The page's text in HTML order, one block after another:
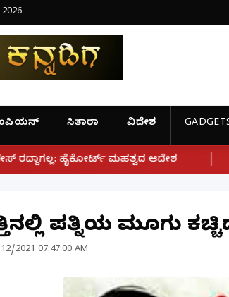
ಸಿತಾರಾ ವಿದೇಶ
ಆದೇಶ | ಫೋನ್ ನಲ್ಲೇ ಪಾಕ್
ಪತ್ನಿಯ ಮೂಗು
2021 07:47:00 AM